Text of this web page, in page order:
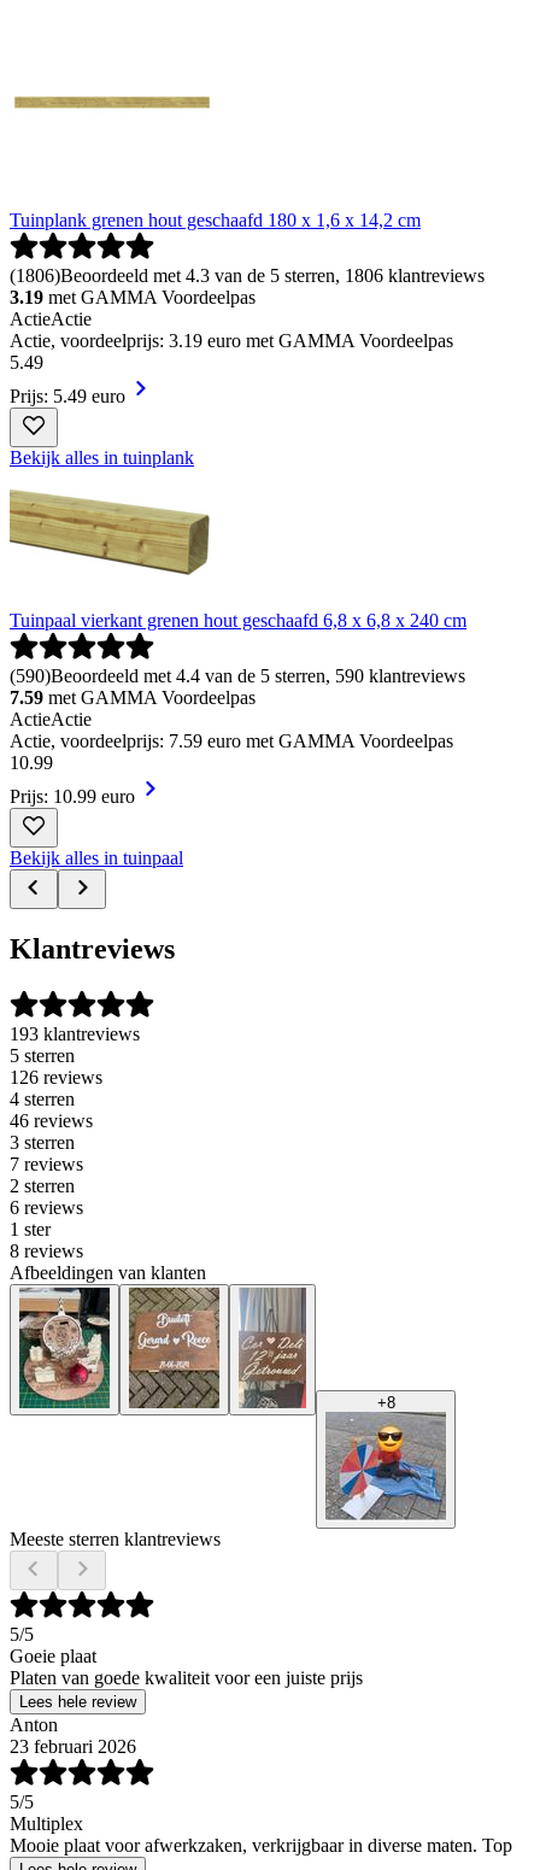
Tuinplank grenen hout geschaafd 180 x 1,6 x 14,2 cm
(1806)Beoordeeld met 4.3 van de 5 sterren, 1806 klantreviews
3.19 met GAMMA Voordeelpas
ActieActie
Actie, voordeelprijs: 3.19 euro met GAMMA Voordeelpas
5.49
Prijs: 5.49 euro
Bekijk alles in tuinplank
Tuinpaal vierkant grenen hout geschaafd 6,8 x 6,8 x 240 cm
(590)Beoordeeld met 4.4 van de 5 sterren, 590 klantreviews
7.59 met GAMMA Voordeelpas
ActieActie
Actie, voordeelprijs: 7.59 euro met GAMMA Voordeelpas
10.99
Prijs: 10.99 euro
Bekijk alles in tuinpaal
Klantreviews
193 klantreviews
5 sterren
126 reviews
4 sterren
46 reviews
3 sterren
7 reviews
2 sterren
6 reviews
1 ster
8 reviews
Afbeeldingen van klanten
+8
Meeste sterren klantreviews
5/5
Goeie plaat
Platen van goede kwaliteit voor een juiste prijs
Lees hele review
Anton
23 februari 2026
5/5
Multiplex
Mooie plaat voor afwerkzaken, verkrijgbaar in diverse maten. Top